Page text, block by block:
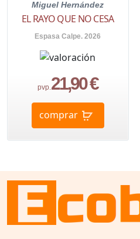
Miguel Hernández
EL RAYO QUE NO CESA
Espasa Calpe. 2026
pvp.21,90 €
comprar